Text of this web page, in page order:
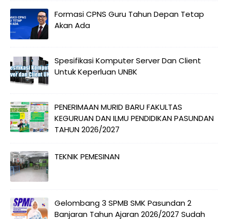
Formasi CPNS Guru Tahun Depan Tetap
Akan Ada
Spesifikasi Komputer Server Dan Client
Untuk Keperluan UNBK
PENERIMAAN MURID BARU FAKULTAS
KEGURUAN DAN ILMU PENDIDIKAN PASUNDAN
TAHUN 2026/2027
TEKNIK PEMESINAN
Gelombang 3 SPMB SMK Pasundan 2
Banjaran Tahun Ajaran 2026/2027 Sudah